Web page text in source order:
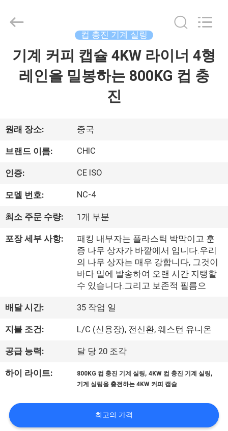
집
우
리
에
장
투
어
품
질
관
Yang
Reserved.
컵 충진 기계 실링
기계 커피 캡슐 4KW 라이너 4형
레인을 밀봉하는 800KG 컵 충
진
원래 장소: 중국
브랜드 이름: CHIC
인증: CE ISO
모델 번호: NC-4
최소 주문 수량: 1개 부분
포장 세부 사항:
패킹 내부자는 플라스틱 박막이고 훈
증 나무 상자가 바깥에서 입니다.우리
의 나무 상자는 매우 강합니다, 그것이
바다 일에 발송하여 오랜 시간 지탱할
수 있습니다.그리고 보존적 필름으
배달 시간: 35 작업 일
지불 조건: L/C (신용장), 전신환, 웨스턴 유니온
공급 능력: 달 당 20 조각
하이 라이트: 800KG 컵 충진 기계 실링,4KW 컵 충진 기계 실링,
기계 실링을 충전하는 4KW 커피 캡슐
최고의 가격